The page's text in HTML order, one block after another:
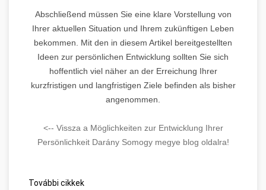
Abschließend müssen Sie eine klare Vorstellung von
Ihrer aktuellen Situation und Ihrem zukünftigen Leben
bekommen. Mit den in diesem Artikel bereitgestellten
Ideen zur persönlichen Entwicklung sollten Sie sich
hoffentlich viel näher an der Erreichung Ihrer
kurzfristigen und langfristigen Ziele befinden als bisher
angenommen.
<-- Vissza a Möglichkeiten zur Entwicklung Ihrer
Persönlichkeit Darány Somogy megye blog oldalra!
További cikkek